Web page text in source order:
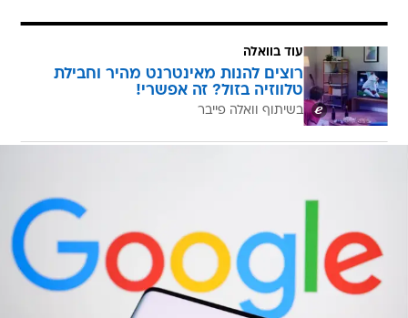
עוד בוואלה
רוצים להנות מאינטרנט מהיר וחבילת
טלווזיה בזול? זה אפשרי!
בשיתוף וואלה פייבר